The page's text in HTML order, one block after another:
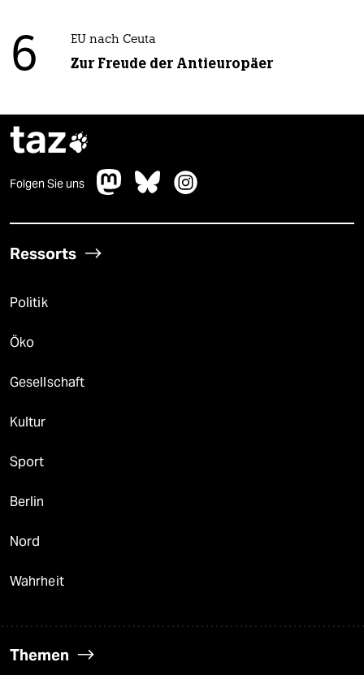
6 EU nach Ceuta
Zur Freude der Antieuropäer
taz
Folgen Sie uns
Ressorts
Politik
Öko
Gesellschaft
Kultur
Sport
Berlin
Nord
Wahrheit
Themen